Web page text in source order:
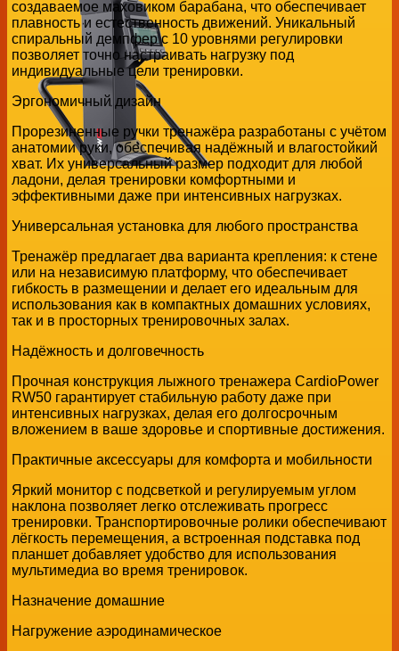
создаваемое маховиком барабана, что обеспечивает
плавность и естественность движений. Уникальный
спиральный демпфер с 10 уровнями регулировки
позволяет точно настраивать нагрузку под
индивидуальные цели тренировки.
Эргономичный дизайн
Прорезиненные ручки тренажёра разработаны с учётом
анатомии руки, обеспечивая надёжный и влагостойкий
хват. Их универсальный размер подходит для любой
ладони, делая тренировки комфортными и
эффективными даже при интенсивных нагрузках.
Универсальная установка для любого пространства
Тренажёр предлагает два варианта крепления: к стене
или на независимую платформу, что обеспечивает
гибкость в размещении и делает его идеальным для
использования как в компактных домашних условиях,
так и в просторных тренировочных залах.
Надёжность и долговечность
Прочная конструкция лыжного тренажера CardioPower
RW50 гарантирует стабильную работу даже при
интенсивных нагрузках, делая его долгосрочным
вложением в ваше здоровье и спортивные достижения.
Практичные аксессуары для комфорта и мобильности
Яркий монитор с подсветкой и регулируемым углом
наклона позволяет легко отслеживать прогресс
тренировки. Транспортировочные ролики обеспечивают
лёгкость перемещения, а встроенная подставка под
планшет добавляет удобство для использования
мультимедиа во время тренировок.
Назначение домашние
Нагружение аэродинамическое